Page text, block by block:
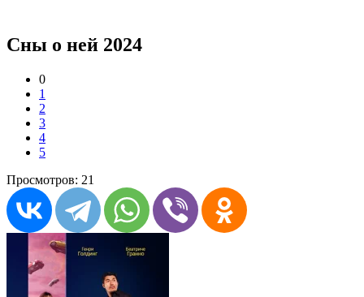
Сны о ней 2024
0
1
2
3
4
5
Просмотров: 21